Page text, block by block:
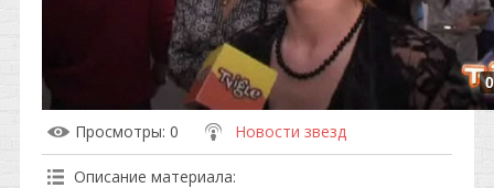
Просмотры: 0 Новости звезд
Описание материала: